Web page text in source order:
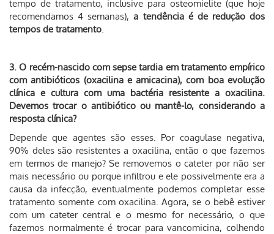
tempo de tratamento, inclusive para osteomielite (que hoje
recomendamos 4 semanas),a tendência é de redução dos
tempos de tratamento.
3. O recém-nascido com sepse tardia em tratamento empírico
com antibióticos (oxacilina e amicacina), com boa evolução
clínica e cultura com uma bactéria resistente a oxacilina.
Devemos trocar o antibiótico ou mantê-lo, considerando a
resposta clínica?
Depende que agentes são esses. Por coagulase negativa,
90% deles são resistentes a oxacilina, então o que fazemos
em termos de manejo? Se removemos o cateter por não ser
mais necessário ou porque infiltrou e ele possivelmente era a
causa da infecção, eventualmente podemos completar esse
tratamento somente com oxacilina. Agora, se o bebê estiver
com um cateter central e o mesmo for necessário, o que
fazemos normalmente é trocar para vancomicina, colhendo